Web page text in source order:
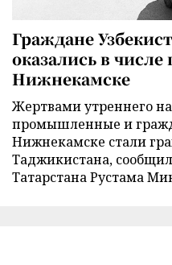
Граждане
оказались в
Нижнекамске
Жертвами утреннего
промышленные и
Нижнекамске стали
Таджикистана,
Татарстана Рустама